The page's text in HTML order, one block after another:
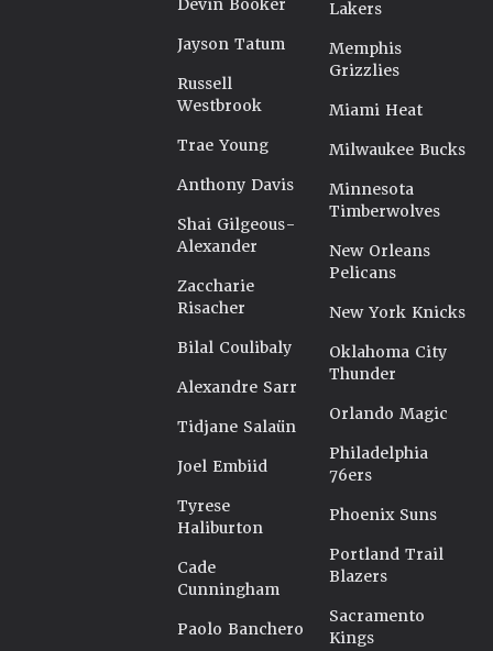
Devin Booker
Jayson Tatum
Russell
Westbrook
Trae Young
Anthony Davis
Shai Gilgeous-
Alexander
Zaccharie
Risacher
Bilal Coulibaly
Alexandre Sarr
Tidjane Salaün
Joel Embiid
Tyrese
Haliburton
Cade
Cunningham
Paolo Banchero
Lakers
Memphis
Grizzlies
Miami Heat
Milwaukee Bucks
Minnesota
Timberwolves
New Orleans
Pelicans
New York Knicks
Oklahoma City
Thunder
Orlando Magic
Philadelphia
76ers
Phoenix Suns
Portland Trail
Blazers
Sacramento
Kings